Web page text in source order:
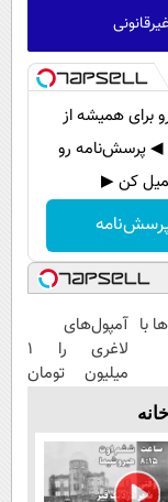
برای همیشه از
◀ پرسش‌نامه رو
کن ▶
با آمپول‌های
لاغری را ۱
میلیون تومان